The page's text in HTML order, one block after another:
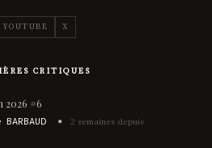
YOUTUBE X
CRITIQUES
2026 #6
2 semaines depuis